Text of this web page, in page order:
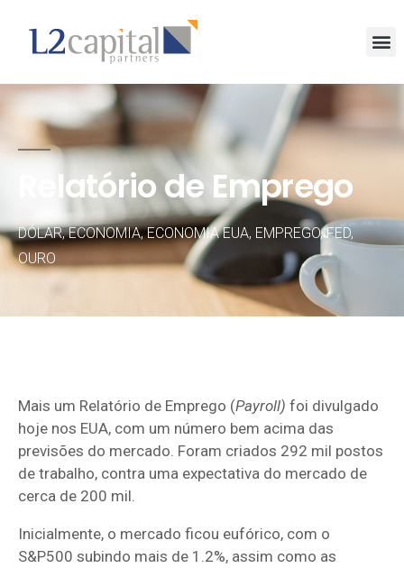
Relatório de Emprego
DÓLAR,ECONOMIA,ECONOMIA EUA, EMPREGO,FED,
OURO
Mais um Relatório de Emprego (Payroll) foi divulgado
hoje nos EUA, com um número bem acima das
previsões do mercado. Foram criados 292 mil postos
de trabalho, contra uma expectativa do mercado de
cerca de 200 mil.
Inicialmente, o mercado ficou eufórico, com o
S&P500 subindo mais de 1.2%, assim como as